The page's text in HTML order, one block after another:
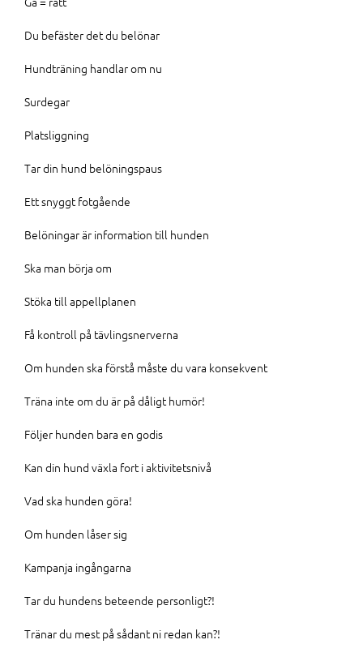
Du befäster det du belönar
Hundträning handlar om nu
Surdegar
Platsliggning
Tar din hund belöningspaus
Ett snyggt fotgående
Belöningar är information till hunden
Ska man börja om
Stöka till appellplanen
Få kontroll på tävlingsnerverna
Om hunden ska förstå måste du vara konsekvent
Träna inte om du är på dåligt humör!
Följer hunden bara en godis
Kan din hund växla fort i aktivitetsnivå
Vad ska hunden göra!
Om hunden låser sig
Kampanja ingångarna
Tar du hundens beteende personligt?!
Tränar du mest på sådant ni redan kan?!